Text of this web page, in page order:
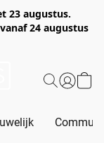
23 augustus.
24 augustus